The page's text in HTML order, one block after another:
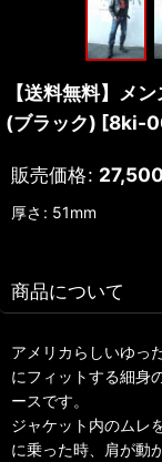
【送料無料】メ
(ブラック) [8ki-
販売価格: 27,500
厚さ : 51mm
商品について
アメリカらしいゆっ
にフィットする細身
ースです。
ジャケット内のムレ
に乗った時、肩が動